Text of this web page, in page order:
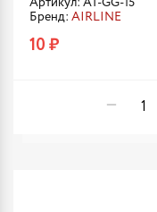
Артикул: AT-GG-15
Бренд: AIRLINE
10 ₽